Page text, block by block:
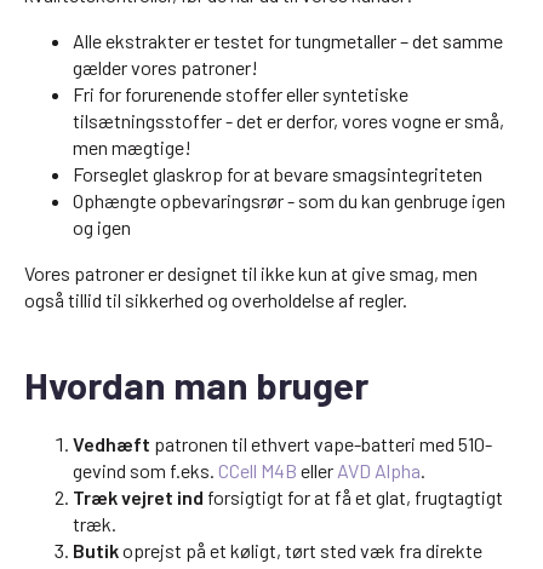
Alle ekstrakter er testet for tungmetaller – det samme
gælder vores patroner!
Fri for forurenende stoffer eller syntetiske
tilsætningsstoffer - det er derfor, vores vogne er små,
men mægtige!
Forseglet glaskrop for at bevare smagsintegriteten
Ophængte opbevaringsrør - som du kan genbruge igen
og igen
Vores patroner er designet til ikke kun at give smag, men
også tillid til sikkerhed og overholdelse af regler.
Hvordan man bruger
Vedhæft patronen til ethvert vape-batteri med 510-
gevind som f.eks. CCell M4B eller AVD Alpha.
Træk vejret ind forsigtigt for at få et glat, frugtagtigt
træk.
Butikoprejst på et køligt, tørt sted væk fra direkte